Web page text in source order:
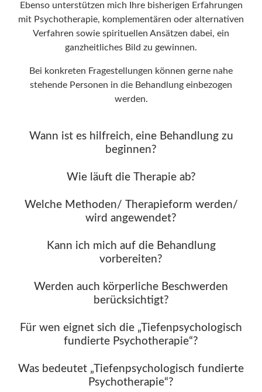
Ebenso unterstützen mich Ihre bisherigen Erfahrungen
mit Psychotherapie, komplementären oder alternativen
Verfahren sowie spirituellen Ansätzen dabei, ein
ganzheitliches Bild zu gewinnen.
Bei konkreten Fragestellungen können gerne nahe
stehende Personen in die Behandlung einbezogen
werden.
Wann ist es hilfreich, eine Behandlung zu
beginnen?
Wie läuft die Therapie ab?
Welche Methoden/ Therapieform werden/
wird angewendet?
Kann ich mich auf die Behandlung
vorbereiten?
Werden auch körperliche Beschwerden
berücksichtigt?
Für wen eignet sich die „Tiefenpsychologisch
fundierte Psychotherapie“?
Was bedeutet „Tiefenpsychologisch fundierte
Psychotherapie“?